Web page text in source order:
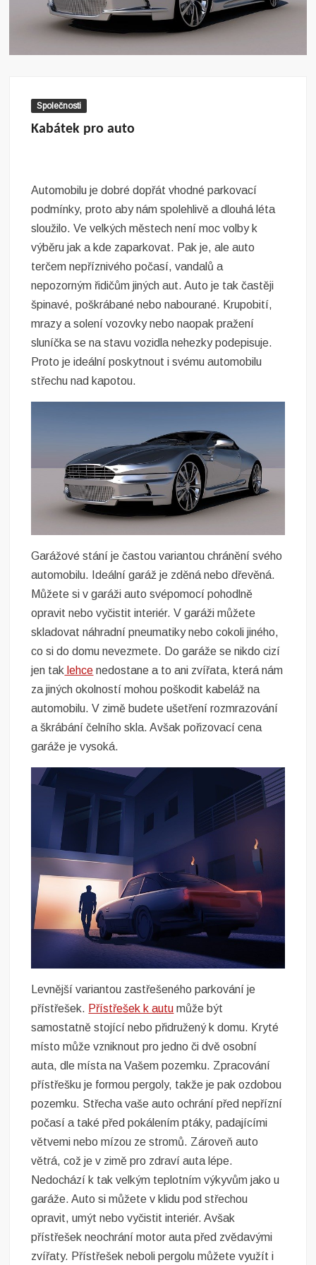
Společnosti
Kabátek pro auto
Automobilu je dobré dopřát vhodné parkovací
podmínky, proto aby nám spolehlivě a dlouhá léta
sloužilo. Ve velkých městech není moc volby k
výběru jak a kde zaparkovat. Pak je, ale auto
terčem nepříznivého počasí, vandalů a
nepozorným řidičům jiných aut. Auto je tak častěji
špinavé, poškrábané nebo nabourané. Krupobití,
mrazy a solení vozovky nebo naopak pražení
sluníčka se na stavu vozidla nehezky podepisuje.
Proto je ideální poskytnout i svému automobilu
střechu nad kapotou.
Garážové stání je častou variantou chránění svého
automobilu. Ideální garáž je zděná nebo dřevěná.
Můžete si v garáži auto svépomocí pohodlně
opravit nebo vyčistit interiér. V garáži můžete
skladovat náhradní pneumatiky nebo cokoli jiného,
co si do domu nevezmete. Do garáže se nikdo cizí
jen tak lehce nedostane a to ani zvířata, která nám
za jiných okolností mohou poškodit kabeláž na
automobilu. V zimě budete ušetření rozmrazování
a škrábání čelního skla. Avšak pořizovací cena
garáže je vysoká.
Levnější variantou zastřešeného parkování je
přístřešek. Přístřešek k autu může být
samostatně stojící nebo přidružený k domu. Kryté
místo může vzniknout pro jedno či dvě osobní
auta, dle místa na Vašem pozemku. Zpracování
přístřešku je formou pergoly, takže je pak ozdobou
pozemku. Střecha vaše auto ochrání před nepřízní
počasí a také před pokálením ptáky, padajícími
větvemi nebo mízou ze stromů. Zároveň auto
větrá, což je v zimě pro zdraví auta lépe.
Nedochází k tak velkým teplotním výkyvům jako u
garáže. Auto si můžete v klidu pod střechou
opravit, umýt nebo vyčistit interiér. Avšak
přístřešek neochrání motor auta před zvědavými
zvířaty. Přístřešek neboli pergolu můžete využít i